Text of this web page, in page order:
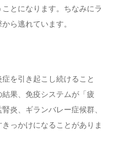
とになります。ちなみにラ
ら逃れています。
を引き起こし続けること
果、免疫システムが「疲
炎、ギランバレー症候群、
っかけになることがありま